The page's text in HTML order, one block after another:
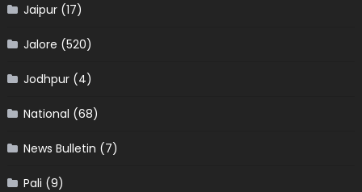
Jaipur(17)
Jalore (520)
Jodhpur(4)
National (68)
News Bulletin (7)
Pali (9)